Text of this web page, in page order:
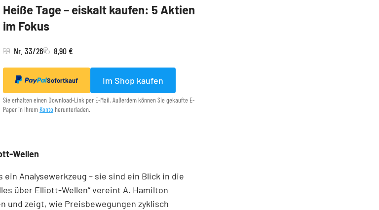
Heiße Tage – eiskalt kaufen: 5 Aktien
im Fokus
Nr. 33/26 8,90 €
Sofortkauf Im Shop kaufen
Sie erhalten einen Download-Link per E-Mail. Außerdem können Sie gekaufte E-
Paper in Ihrem Konto herunterladen.
Wellen
Analysewerkzeug – sie sind ein Blick in die
über Elliott-Wellen“ vereint A. Hamilton
und zeigt, wie Preisbewegungen zyklisch